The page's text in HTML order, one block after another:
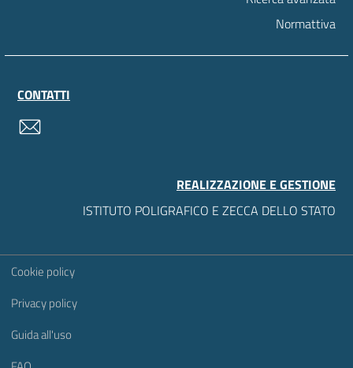
Normattiva
CONTATTI
REALIZZAZIONE E GESTIONE
ISTITUTO POLIGRAFICO E ZECCA DELLO STATO
Sezione Link Utili
Cookie policy
Privacy policy
Guida all'uso